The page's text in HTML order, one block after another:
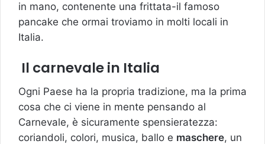
in mano, contenente una frittata-il famoso
pancake che ormai troviamo in molti locali in
Italia.
Il carnevale in Italia
Ogni Paese ha la propria tradizione, ma la prima
cosa che ci viene in mente pensando al
Carnevale, è sicuramente spensieratezza:
coriandoli, colori, musica, ballo e maschere, un